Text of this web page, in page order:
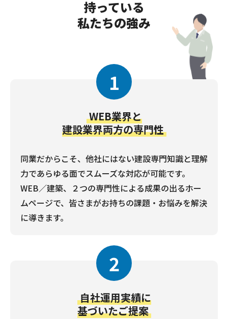
持っている
私たちの強み
1
WEB業界と
建設業界両方の専門性
同業だからこそ、他社にはない建設専門知識と理解
力であらゆる面でスムーズな対応が可能です。
WEB／建築、２つの専門性による成果の出るホー
ムページで、皆さまがお持ちの課題・お悩みを解決
に導きます。
2
自社運用実績に
基づいたご提案